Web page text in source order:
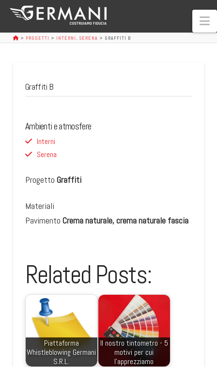
> PROGETTI > INTERNI , SERENA > GRAFFITI B
Graffiti B
Ambienti e atmosfere
Interni
Serena
Progetto Graffiti
Materiali
Pavimento Crema naturale, crema naturale fascia
Related Posts:
Piattaforma
Whistleblowing Germani
S.R.L.
Il nostro tintometro - 5
motivi per cui
l'apprezziamo